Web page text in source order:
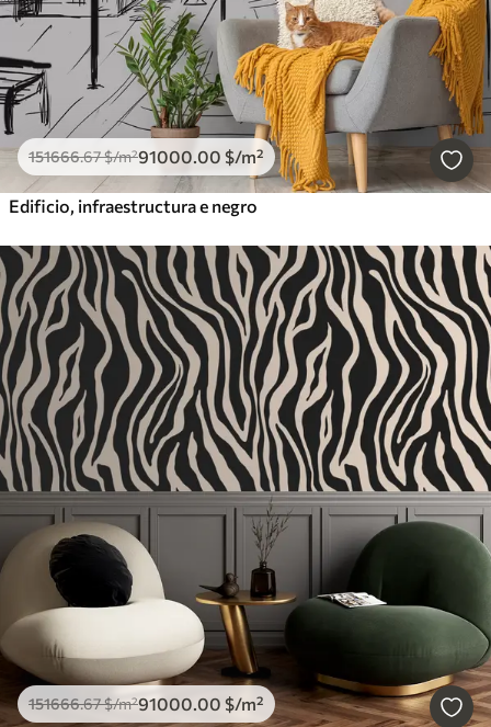
151666.67$/m²91000.00 $/m²
Edificio, infraestructura e negro
151666.67$/m²91000.00 $/m²